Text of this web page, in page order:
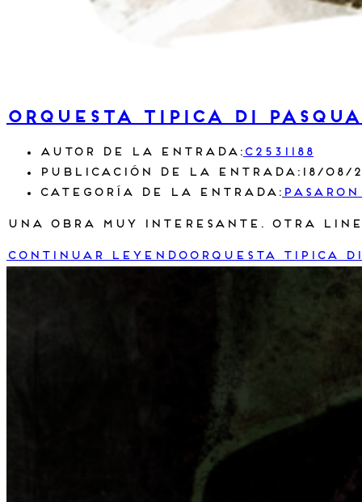
Orquesta Tipica Di
Autor de la entrada: c2531188
Publicación de la entrada: 18/08/
Categoría de la entrada:
Una obra muy interesante. Otra
Continuar leyendo Orquesta Tipica